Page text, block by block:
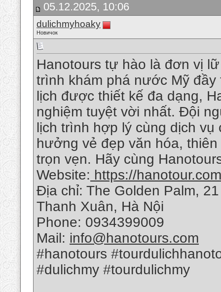
05.12.2025, 10:06
dulichmyhoaky
Новичок
Hanotours tự hào là đơn vị
trình khám phá nước Mỹ
lịch được thiết kế đa dạng,
nghiệm tuyệt vời nhất. Đội
lịch trình hợp lý cùng dịch
hưởng vẻ đẹp văn hóa,
trọn vẹn. Hãy cùng
Website: https://
Địa chỉ: The Golden Palm,
Thanh Xuân, Hà Nội
Phone: 0934399009
Mail: info@hanotours.com
#hanotours
#dulichmy #tourdulichmy